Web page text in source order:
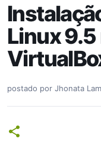
Linux 9.5
postado por Jhonata